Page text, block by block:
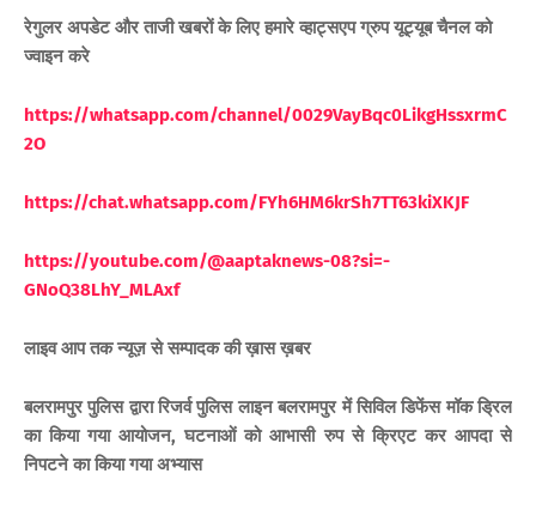
रेगुलर अपडेट और ताजी खबरों के लिए हमारे व्हाट्सएप ग्रुप यूट्यूब चैनल को
ज्वाइन करे
https://whatsapp.com/channel/0029VayBqc0LikgHssxrmC
2O
https://chat.whatsapp.com/FYh6HM6krSh7TT63kiXKJF
https://youtube.com/@aaptaknews-08?si=-
GNoQ38LhY_MLAxf
लाइव आप तक न्यूज़ से सम्पादक की ख़ास ख़बर
बलरामपुर पुलिस द्वारा रिजर्व पुलिस लाइन बलरामपुर में सिविल डिफेंस मॉक ड्रिल
का किया गया आयोजन, घटनाओं को आभासी रुप से क्रिएट कर आपदा से
निपटने का किया गया अभ्यास